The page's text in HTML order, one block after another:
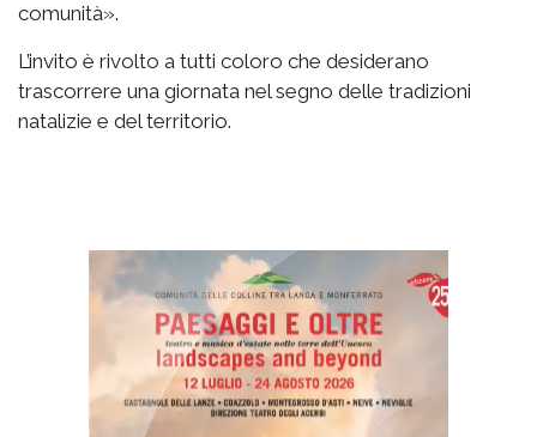
comunità».
L’invito è rivolto a tutti coloro che desiderano
trascorrere una giornata nel segno delle tradizioni
natalizie e del territorio.